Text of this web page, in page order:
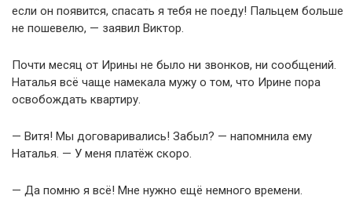
если он появится, спасать я тебя не поеду! Пальцем больше
не пошевелю, — заявил Виктор.
Почти месяц от Ирины не было ни звонков, ни сообщений.
Наталья всё чаще намекала мужу о том, что Ирине пора
освобождать квартиру.
— Витя! Мы договаривались! Забыл? — напомнила ему
Наталья. — У меня платёж скоро.
— Да помню я всё! Мне нужно ещё немного времени.